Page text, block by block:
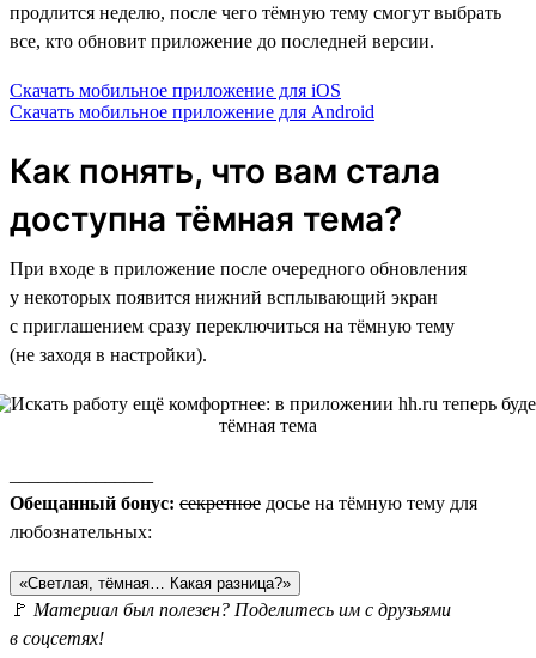
продлится неделю, после чего тёмную тему смогут выбрать
все, кто обновит приложение до последней версии.
Скачать мобильное приложение для iOS
Скачать мобильное приложение для Android
Как понять, что вам стала
доступна тёмная тема?
При входе в приложение после очередного обновления
у некоторых появится нижний всплывающий экран
с приглашением сразу переключиться на тёмную тему
(не заходя в настройки).
Обещанный бонус: секретное досье на тёмную тему для
любознательных:
«Светлая, тёмная… Какая разница?»
🚩 Материал был полезен? Поделитесь им с друзьями
в соцсетях!